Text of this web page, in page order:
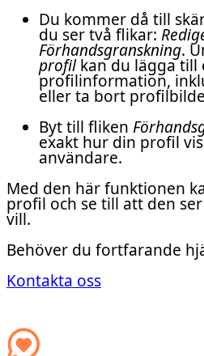
Du kommer då till
du ser två flikar:
Förhandsgranskning.
profilkan du lägga till
profilinformation,
eller ta bort
Byt till fliken
exakt hur din profil
användare.
Med den här funktionen
profil och se till att den
vill.
Behöver du fortfarande
Kontakta oss